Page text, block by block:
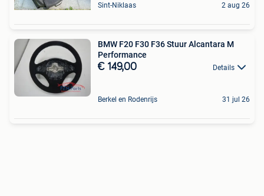
Sint-Niklaas 2 aug 26
BMW F20 F30 F36 Stuur Alcantara M
Performance
€ 149,00 Details
Berkel en Rodenrijs 31 jul 26